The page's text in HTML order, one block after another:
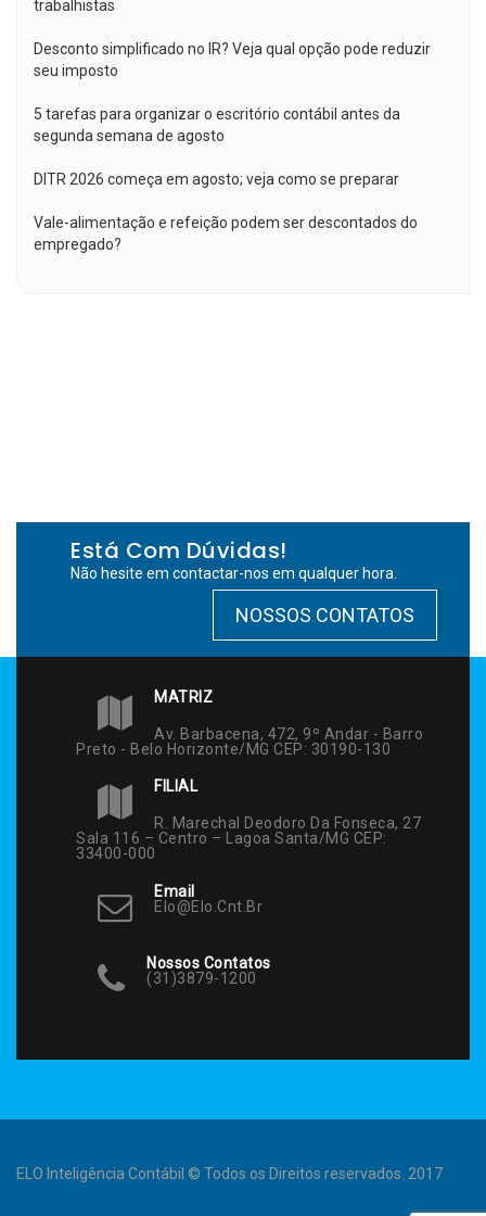
trabalhistas
Desconto simplificado no IR? Veja qual opção pode reduzir
seu imposto
5 tarefas para organizar o escritório contábil antes da
segunda semana de agosto
DITR 2026 começa em agosto; veja como se preparar
Vale-alimentação e refeição podem ser descontados do
empregado?
Está Com Dúvidas!
Não hesite em contactar-nos em qualquer hora.
NOSSOS CONTATOS
MATRIZ
Av. Barbacena, 472, 9º Andar - Barro
Preto - Belo Horizonte/MG CEP: 30190-130
FILIAL
R. Marechal Deodoro Da Fonseca, 27
Sala 116 – Centro – Lagoa Santa/MG CEP:
33400-000
Email
Elo@elo.cnt.br
Nossos Contatos
(31)3879-1200
ELO Inteligência Contábil © Todos os Direitos reservados. 2017